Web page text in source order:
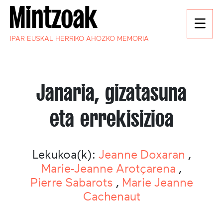
IPAR EUSKAL HERRIKO AHOZKO MEMORIA
Janaria, gizatasuna
eta errekisizioa
Lekukoa(k): Jeanne Doxaran ,
Marie-­Jeanne Arotçarena ,
Pierre Sabarots , Marie Jeanne
Cachenaut